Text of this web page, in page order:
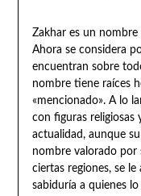
Zakhar es un
Ahora se considera
encuentran sobre
nombre tiene raíces
«mencionado». A lo
con figuras religiosas
actualidad, aunque
nombre valorado por
ciertas regiones, se
sabiduría a quienes lo